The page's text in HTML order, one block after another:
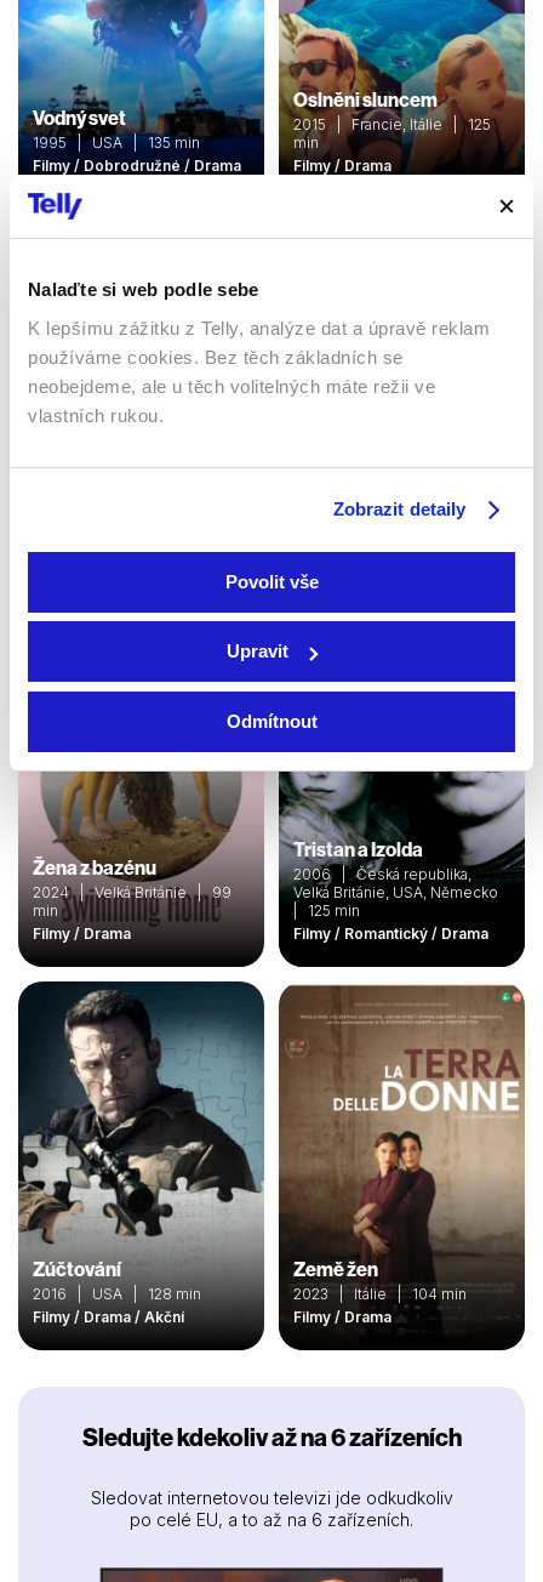
Nalaďte si web podle sebe
K lepšímu zážitku z Telly, analýze dat a úpravě reklam
používáme cookies. Bez těch základních se
neobejdeme, ale u těch volitelných máte režii ve
vlastních rukou.
Zobrazit detaily
Povolit vše
Upravit
Odmítnout
Vodný svet
1995 | USA | 135 min
Filmy / Dobrodružné / Drama
Oslněni sluncem
2015 | Francie, Itálie | 125
min
Filmy / Drama
Špionáž
Drama
Špinavá dohoda
Filmy / Drama / Akční
Žena z bazénu
2024 | Velká Británie | 99
min
Filmy / Drama
Tristan a Izolda
2006 | Česká republika,
Velká Británie, USA, Německo
| 125 min
Filmy / Romantický / Drama
Zúčtování
2016 | USA | 128 min
Filmy / Drama / Akční
Země žen
2023 | Itálie | 104 min
Filmy / Drama
Sledujte kdekoliv až na 6 zařízeních
Sledovat internetovou televizi jde odkudkoliv
po celé EU, a to až na 6 zařízeních.